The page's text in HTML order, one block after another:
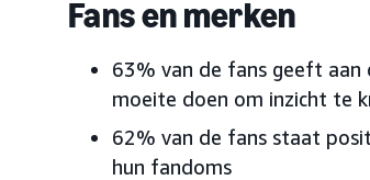
Fans en merken
63% van de fans geeft aan
moeite doen om inzicht te
62% van de fans staat
hun fandoms